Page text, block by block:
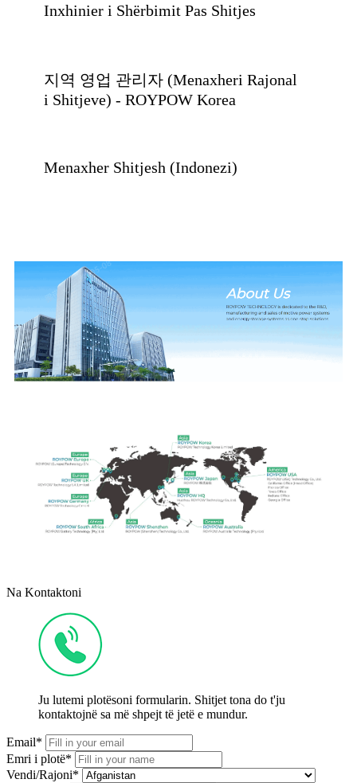
Inxhinier i Shërbimit Pas Shitjes
지역 영업 관리자 (Menaxheri Rajonal
i Shitjeve) - ROYPOW Korea
Menaxher Shitjesh (Indonezi)
Na Kontaktoni
Ju lutemi plotësoni formularin. Shitjet tona do t'ju
kontaktojnë sa më shpejt të jetë e mundur.
Email*
Emri i plotë*
Vendi/Rajoni*